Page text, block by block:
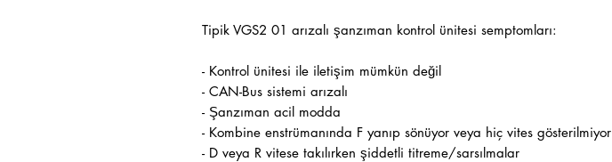
Tipik VGS2 01 arızalı şanzıman kontrol ünitesi semptomları:
- Kontrol ünitesi ile iletişim mümkün değil
- CAN-Bus sistemi arızalı
- Şanzıman acil modda
- Kombine enstrümanında F yanıp sönüyor veya hiç vites gösterilmiyor
- D veya R vitese takılırken şiddetli titreme/sarsılmalar